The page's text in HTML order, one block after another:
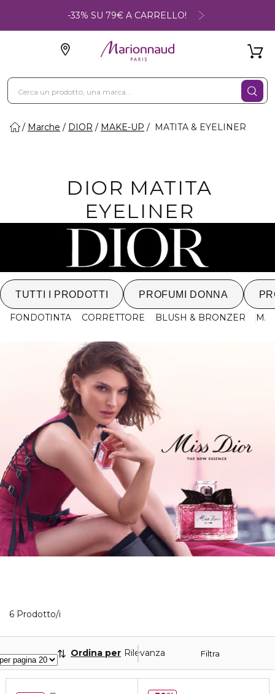
-33% SU 79€ A CARRELLO!
Marche DIOR MAKE-UP MATITA & EYELINER
DIOR MATITA
EYELINER
TUTTI I PRODOTTI PROFUMI DONNA
FONDOTINTA CORRETTORE BLUSH & BRONZER
6 Prodotto/i
Filtra
Ordina per Rilevanza